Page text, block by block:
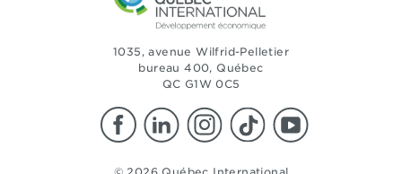
1035, avenue Wilfrid-Pelletier
bureau 400, Québec
QC G1W 0C5